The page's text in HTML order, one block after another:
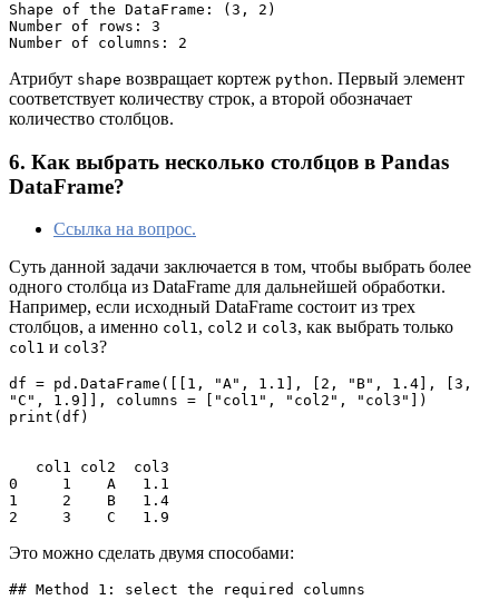
Shape of the DataFrame: (3, 2)
Number of rows: 3
Number of columns: 2
Атрибут shape возвращает кортеж python. Первый элемент
соответствует количеству строк, а второй обозначает
количество столбцов.
6. Как выбрать несколько столбцов в Pandas
DataFrame?
Ссылка на вопрос.
Суть данной задачи заключается в том, чтобы выбрать более
одного столбца из DataFrame для дальнейшей обработки.
Например, если исходный DataFrame состоит из трех
столбцов, а именно col1, col2 и col3, как выбрать только
col1 и col3?
df = pd.DataFrame([[1, "A", 1.1], [2, "B", 1.4], [3,
"C", 1.9]], columns = ["col1", "col2", "col3"])
print(df)
0     1    A   1.1
1     2    B   1.4
2     3    C   1.9
Это можно сделать двумя способами:
## Method 1: select the required columns